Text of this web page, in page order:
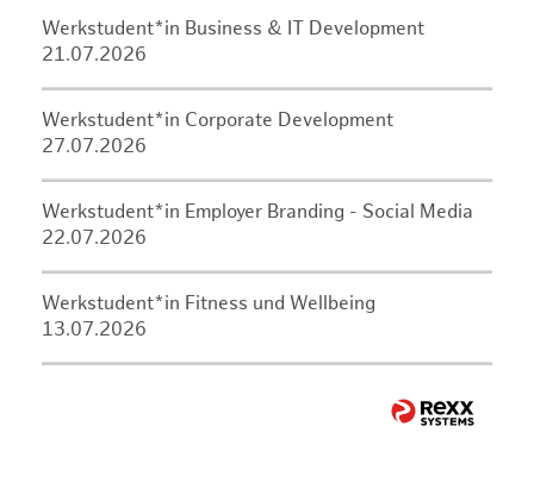
Werkstudent*in Business & IT Development
21.07.2026
Werkstudent*in Corporate Development
27.07.2026
Werkstudent*in Employer Branding - Social Media
22.07.2026
Werkstudent*in Fitness und Wellbeing
13.07.2026